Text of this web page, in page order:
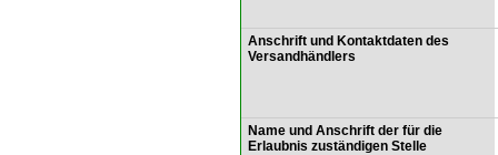
Anschrift und Kontaktdaten des
Versandhändlers
Name und Anschrift der für die
Erlaubnis zuständigen Stelle